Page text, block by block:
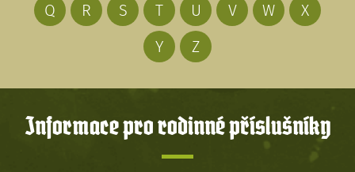
Q
R S T U V W
X
Y
Z
Informace pro rodinné příslušníky